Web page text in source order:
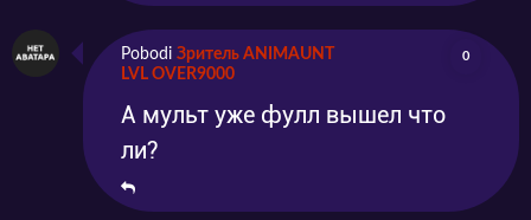
Pobodi Зритель ANIMAUNT
LVL OVER9000
0
А мульт уже фулл вышел что
ли?